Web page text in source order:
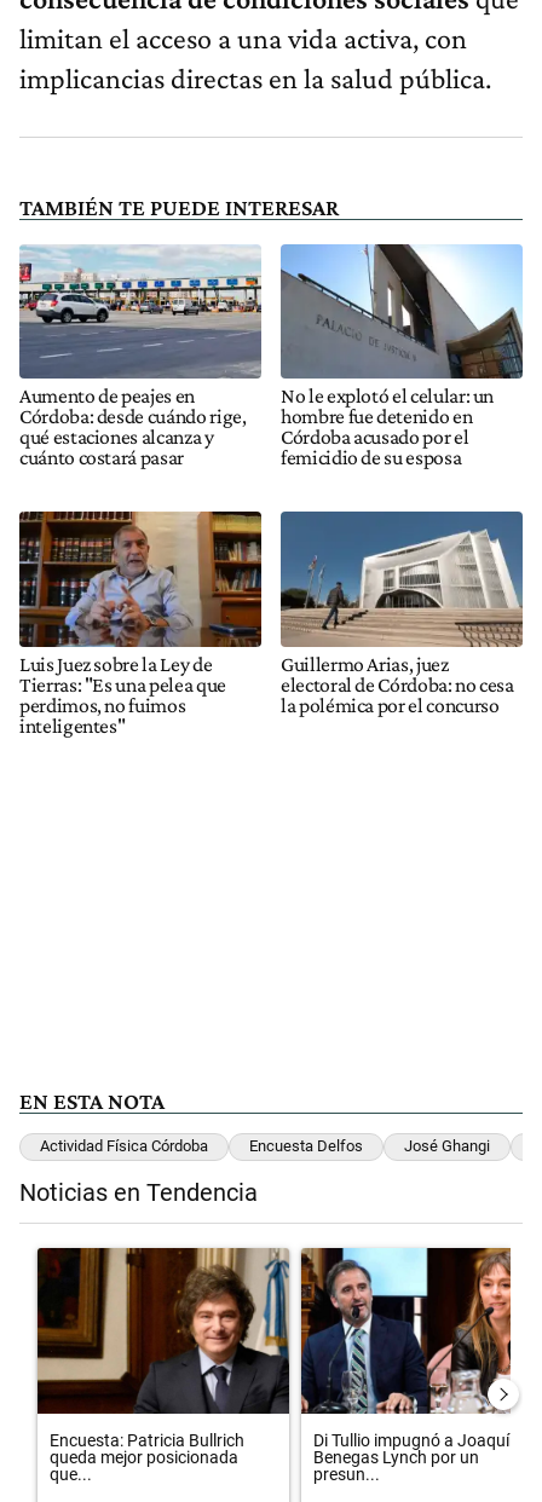
limitan el acceso a una vida activa, con
implicancias directas en la salud pública.
TAMBIÉN TE PUEDE INTERESAR
Aumento de peajes en
Córdoba: desde cuándo rige,
qué estaciones alcanza y
cuánto costará pasar
No le explotó el celular: un
hombre fue detenido en
Córdoba acusado por el
femicidio de su esposa
Luis Juez sobre la Ley de
Tierras: "Es una pelea que
perdimos, no fuimos
inteligentes"
Guillermo Arias, juez
electoral de Córdoba: no cesa
la polémica por el concurso
EN ESTA NOTA
Actividad Física Córdoba Encuesta Delfos José Ghangi
Noticias en Tendencia
Un artículo de tendencia con el título "Encuesta: Patricia Bullrich
Encuesta: Patricia Bullrich
queda mejor posicionada
que...
Un artículo de tendencia con el
Di Tullio impugnó a Joaquín
Benegas Lynch por un
presun...